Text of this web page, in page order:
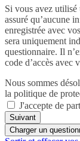
Si vous avez utilisé
assuré qu’aucune
enregistrée avec
sera uniquement
questionnaire. Il
code d’accès avec
Nous sommes
la politique de
J'accepte de
Suivant
Charger un